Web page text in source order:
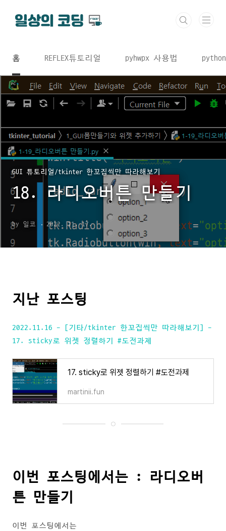
홈 REFLEX튜토리얼 pyhwpx 사용법
GUI 튜토리얼/tkinter 한꼬집씩만 따라해보기
18. 라디오버튼 만들기
by 일코 2022. 11. 17.
지난 포스팅
2022.11.16 - [기타/tkinter 한꼬집씩만 따라해보기] -
17. sticky로 위젯 정렬하기 #도전과제
17. sticky로 위젯 정렬하기 #도전과제
martinii.fun
이번 포스팅에서는 : 라디오버
튼 만들기
이번 포스팅에서는